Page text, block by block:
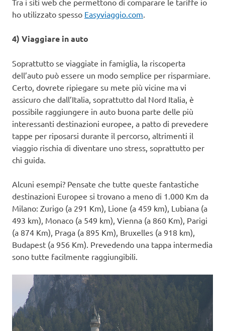
ho utilizzato spesso Easyviaggio.com
4) Viaggiare in auto
Soprattutto se viaggiate in famiglia, la riscoperta
dell’auto può essere un modo semplice per risparmiare.
Certo, dovrete ripiegare su mete più vicine ma vi
assicuro che dall’Italia, soprattutto dal Nord Italia, è
possibile raggiungere in auto buona parte delle più
interessanti destinazioni europee, a patto di prevedere
tappe per riposarsi durante il percorso, altrimenti il
viaggio rischia di diventare uno stress, soprattutto per
chi guida.
Alcuni esempi? Pensate che tutte queste fantastiche
destinazioni Europee si trovano a meno di 1.000 Km da
Milano: Zurigo (a 291 Km), Lione (a 459 km), Lubiana (a
493 km), Monaco (a 549 km), Vienna (a 860 Km), Parigi
(a 874 Km), Praga (a 895 Km), Bruxelles (a 918 km),
Budapest (a 956 Km). Prevedendo una tappa intermedia
sono tutte facilmente raggiungibili.